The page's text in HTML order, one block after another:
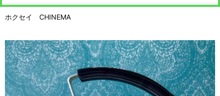
ホクセイ CHINEMA